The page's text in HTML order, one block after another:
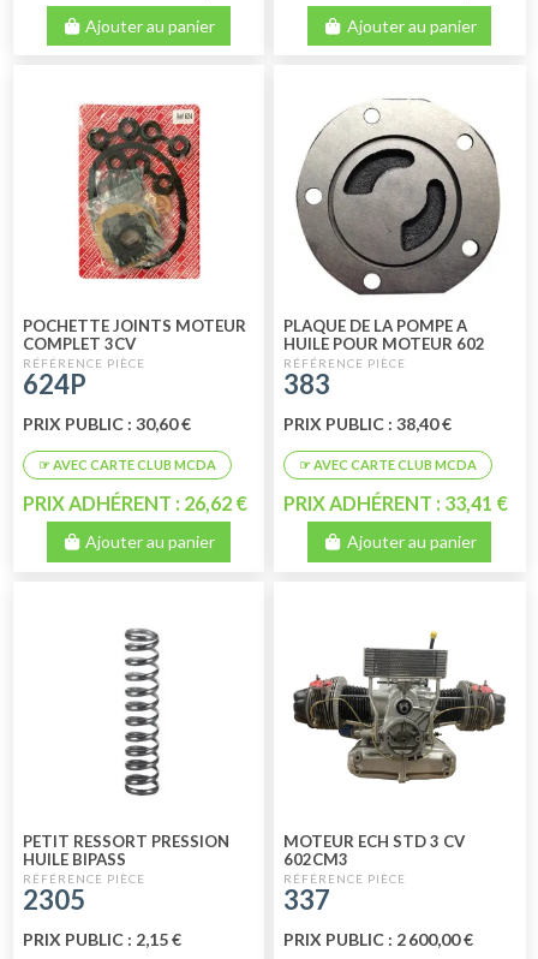
Ajouter au panier Ajouter au panier
POCHETTE JOINTS MOTEUR
COMPLET 3CV
624P
PRIX PUBLIC : 30,60 €
PRIX ADHÉRENT : 26,62 €
Ajouter au panier
PLAQUE DE LA POMPE A
HUILE POUR MOTEUR 602
CM3
383
PRIX PUBLIC : 38,40 €
PRIX ADHÉRENT : 33,41 €
Ajouter au panier
PETIT RESSORT PRESSION
HUILE BIPASS
2305
PRIX PUBLIC : 2,15 €
MOTEUR ECH STD 3 CV
602CM3
337
PRIX PUBLIC : 2 600,00 €